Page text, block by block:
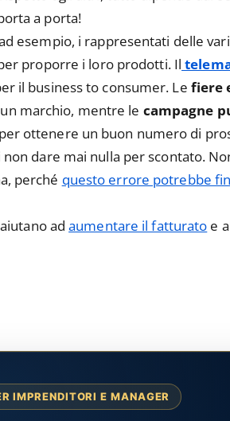
a porta!
esempio, i rappresentati delle
proporre i loro prodotti. Il
il business to consumer. Le fiere
marchio, mentre le campagne
ottenere un buon numero di
dare mai nulla per scontato.
perché questo errore potrebbe
adaumentare il fatturato e
IMPRENDITORI E MANAGER